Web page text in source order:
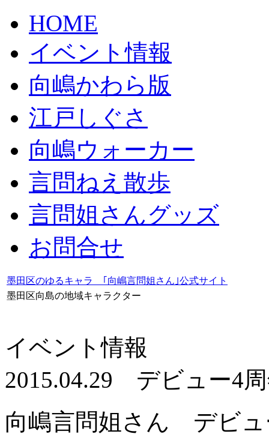
HOME
イベント情報
向嶋かわら版
江戸しぐさ
向嶋ウォーカー
言問ねえ散歩
言問姐さんグッズ
お問合せ
墨田区のゆるキャラ ｢向嶋言問姐さん｣公式サイト
墨田区向島の地域キャラクター
イベント情報
2015.04.29 デビュー4
向嶋言問姐さん デビュ